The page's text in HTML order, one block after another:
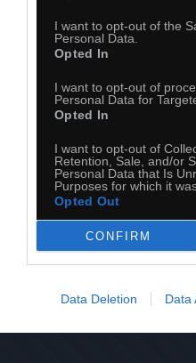
I want to opt-out of the
Personal Data.
Opted In
I want to opt-out of
Personal Data for
Opted In
I want to opt-out of
Retention, Sale, and/or
Personal Data that Is
Purposes for which it
Opted Out
CONFIRM
Data Deletion Data